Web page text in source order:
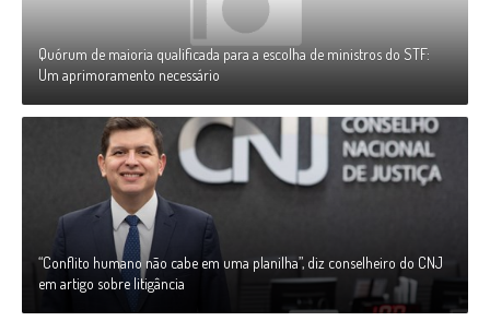
Quórum de maioria qualificada para a escolha de ministros do STF:
Um aprimoramento necessário
“Conflito humano não cabe em uma planilha”, diz conselheiro do CNJ
em artigo sobre litigância